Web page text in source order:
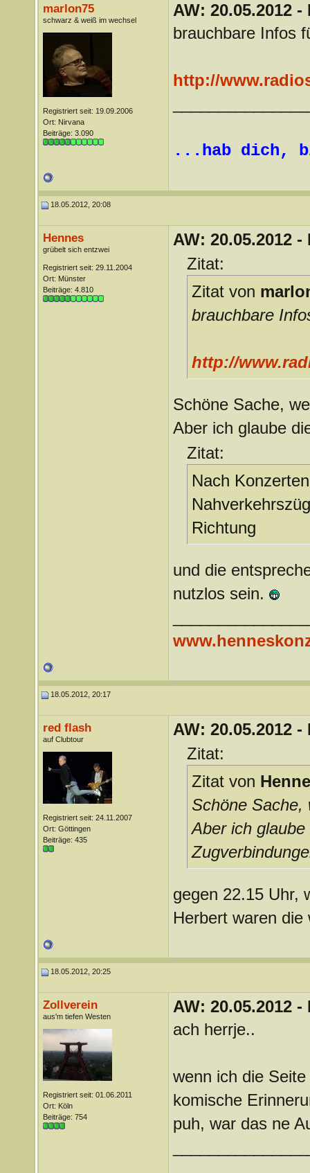
marlon75
schwarz & weiß im wechsel
Registriert seit: 19.09.2006
Ort: Nirvana
Beiträge: 3.090
AW: 20.05.2012
brauchbare Infos
http://
...hab dich,
18.05.2012, 20:08
Hennes
grübelt sich entzwei
Registriert seit: 29.11.2004
Ort: Münster
Beiträge: 4.810
AW: 20.05.2012
Zitat:
Zitat von
brauchbare
http://
Schöne Sache,
Aber ich glaube
Zitat:
Nach
Richtung
und die
nutzlos sein.
18.05.2012, 20:17
red flash
auf Clubtour
Registriert seit: 24.11.2007
Ort: Göttingen
Beiträge: 435
AW: 20.05.2012
Zitat:
Zitat von
Schöne Sache,
Aber ich
gegen 22.15 Uhr,
Herbert waren die
18.05.2012, 20:25
Zollverein
aus'm tiefen Westen
Registriert seit: 01.06.2011
Ort: Köln
Beiträge: 754
AW: 20.05.2012
ach herrje..
wenn ich die
komische
puh, war das ne